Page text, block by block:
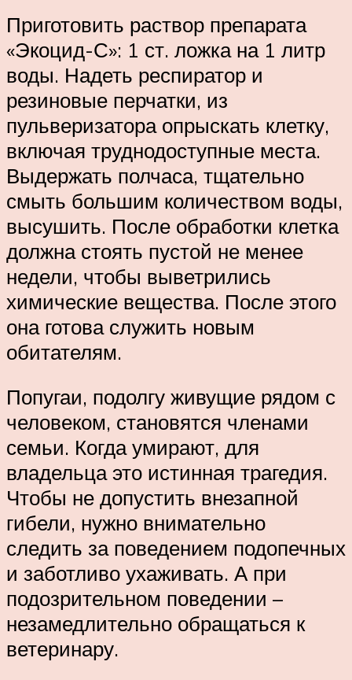
Приготовить раствор препарата
«Экоцид-С»: 1 ст. ложка на 1 литр
воды. Надеть респиратор и
резиновые перчатки, из
пульверизатора опрыскать клетку,
включая труднодоступные места.
Выдержать полчаса, тщательно
смыть большим количеством воды,
высушить. После обработки клетка
должна стоять пустой не менее
недели, чтобы выветрились
химические вещества. После этого
она готова служить новым
обитателям.
Попугаи, подолгу живущие рядом с
человеком, становятся членами
семьи. Когда умирают, для
владельца это истинная трагедия.
Чтобы не допустить внезапной
гибели, нужно внимательно
следить за поведением подопечных
и заботливо ухаживать. А при
подозрительном поведении –
незамедлительно обращаться к
ветеринару.